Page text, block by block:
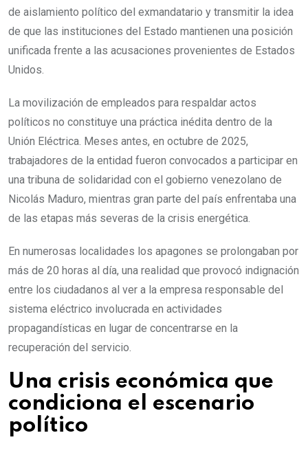
de aislamiento político del exmandatario y transmitir la idea
de que las instituciones del Estado mantienen una posición
unificada frente a las acusaciones provenientes de Estados
Unidos.
La movilización de empleados para respaldar actos
políticos no constituye una práctica inédita dentro de la
Unión Eléctrica. Meses antes, en octubre de 2025,
trabajadores de la entidad fueron convocados a participar en
una tribuna de solidaridad con el gobierno venezolano de
Nicolás Maduro, mientras gran parte del país enfrentaba una
de las etapas más severas de la crisis energética.
En numerosas localidades los apagones se prolongaban por
más de 20 horas al día, una realidad que provocó indignación
entre los ciudadanos al ver a la empresa responsable del
sistema eléctrico involucrada en actividades
propagandísticas en lugar de concentrarse en la
recuperación del servicio.
Una crisis económica que
condiciona el escenario
político